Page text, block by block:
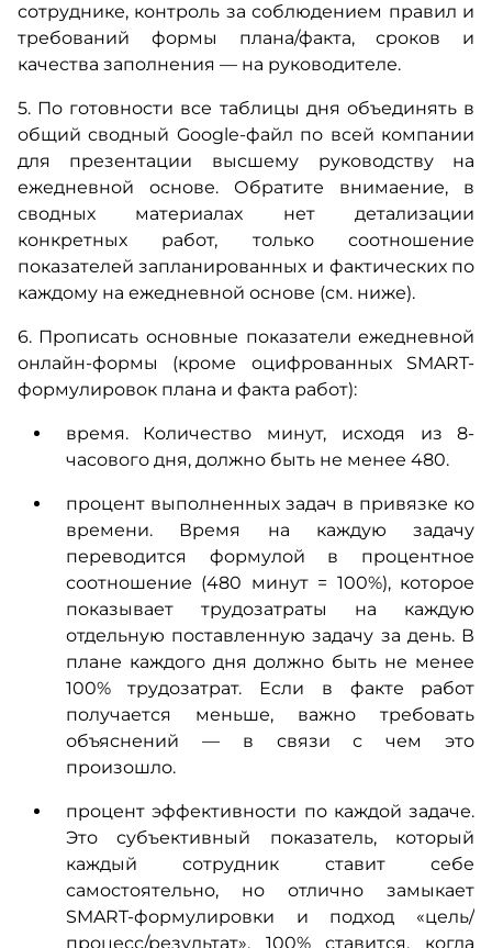
сотруднике, контроль за соблюдением правил и
требований формы плана/факта, сроков и
качества заполнения — на руководителе.
5. По готовности все таблицы дня объединять в
общий сводный Google-файл по всей компании
для презентации высшему руководству на
ежедневной основе. Обратите внимаение, в
сводных материалах нет детализации
конкретных работ, только соотношение
показателей запланированных и фактических по
каждому на ежедневной основе (см. ниже).
6. Прописать основные показатели ежедневной
онлайн-формы (кроме оцифрованных SMART-
формулировок плана и факта работ):
время. Количество минут, исходя из 8-
часового дня, должно быть не менее 480.
процент выполненных задач в привязке ко
времени. Время на каждую задачу
переводится формулой в процентное
соотношение (480 минут = 100%), которое
показывает трудозатраты на каждую
отдельную поставленную задачу за день. В
плане каждого дня должно быть не менее
100% трудозатрат. Если в факте работ
получается меньше, важно требовать
объяснений — в связи с чем это
произошло.
процент эффективности по каждой задаче.
Это субъективный показатель, который
каждый сотрудник ставит себе
самостоятельно, но отлично замыкает
SMART-формулировки и подход «цель/
процесс/результат». 100% ставится, когда